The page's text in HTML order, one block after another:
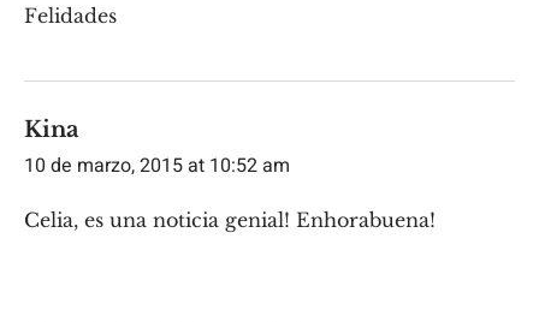
Felidades
Kina
10 de marzo, 2015 at 10:52 am
Celia, es una noticia genial! Enhorabuena!